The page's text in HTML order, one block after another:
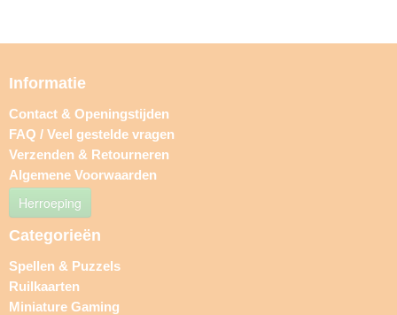
Informatie
Contact & Openingstijden
FAQ / Veel gestelde vragen
Verzenden & Retourneren
Algemene Voorwaarden
Herroeping
Categorieën
Spellen & Puzzels
Ruilkaarten
Miniature Gaming